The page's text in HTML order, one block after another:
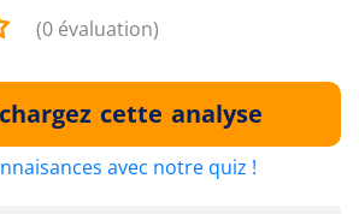
(0 évaluation)
cette analyse
avec notre quiz !